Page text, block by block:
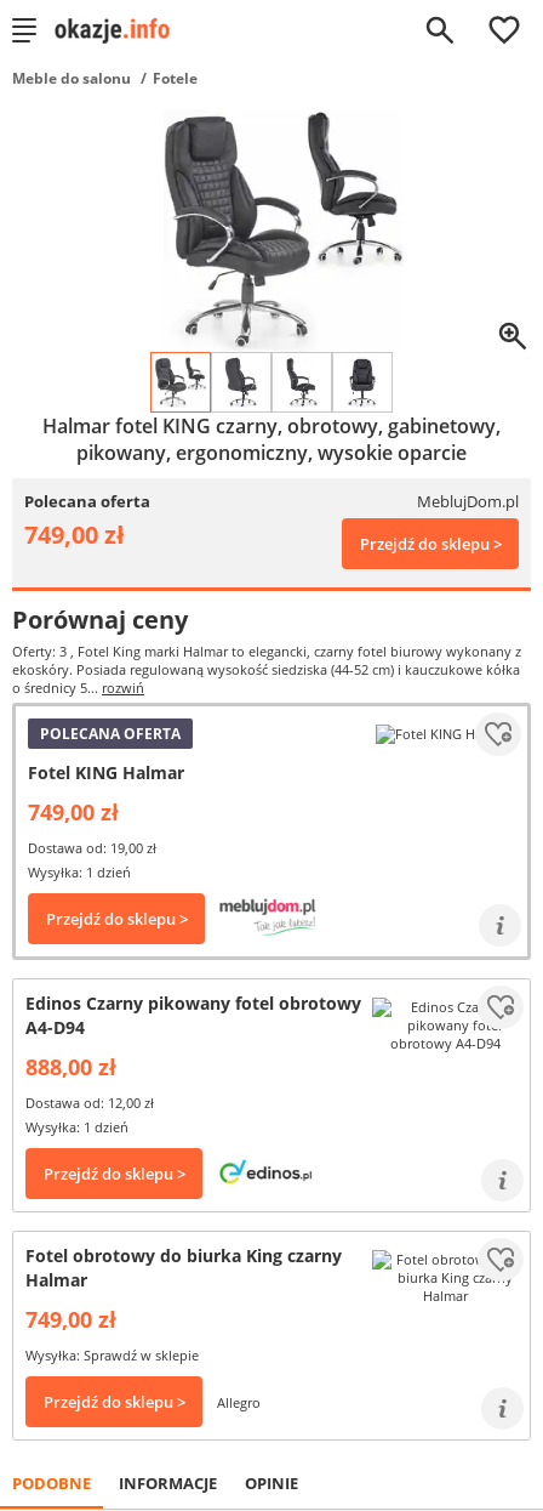
0
Meble do salonu Fotele
Halmar fotel KING czarny, obrotowy, gabinetowy,
pikowany, ergonomiczny, wysokie oparcie
Polecana oferta MeblujDom.pl
749,00 zł Przejdź do sklepu >
Porównaj ceny
Oferty: 3 , Fotel King marki Halmar to elegancki, czarny fotel biurowy wykonany z
ekoskóry. Posiada regulowaną wysokość siedziska (44-52 cm) i kauczukowe kółka
o średnicy 5... rozwiń
POLECANA OFERTA
Fotel KING Halmar
749,00 zł
Dostawa od: 19,00 zł
Wysyłka: 1 dzień
Przejdź do sklepu >
Edinos Czarny pikowany fotel obrotowy
A4-D94
888,00 zł
Dostawa od: 12,00 zł
Wysyłka: 1 dzień
Przejdź do sklepu >
Fotel obrotowy do biurka King czarny
Halmar
749,00 zł
Wysyłka: Sprawdź w sklepie
Przejdź do sklepu > Allegro
PODOBNE INFORMACJE OPINIE